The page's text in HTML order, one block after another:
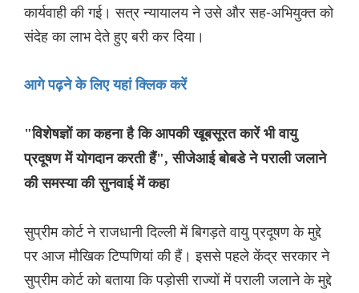
कार्यवाही की गई। सत्र न्यायालय ने उसे और सह-अभियुक्त को
संदेह का लाभ देते हुए बरी कर दिया।
आगे पढ़ने के लिए यहां क्लिक करें
"विशेषज्ञों का कहना है कि आपकी खूबसूरत कारें भी वायु
प्रदूषण में योगदान करती हैं", सीजेआई बोबडे ने पराली जलाने
की समस्या की सुनवाई में कहा
सुप्रीम कोर्ट ने राजधानी दिल्ली में बिगड़ते वायु प्रदूषण के मुद्दे
पर आज मौख‌िक टिप्‍पणियां की हैं। इससे पहले केंद्र सरकार ने
सुप्रीम कोर्ट को बताया कि पड़ोसी राज्यों में पराली जलाने के मुद्दे